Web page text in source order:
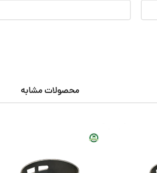
محصولات مشابه